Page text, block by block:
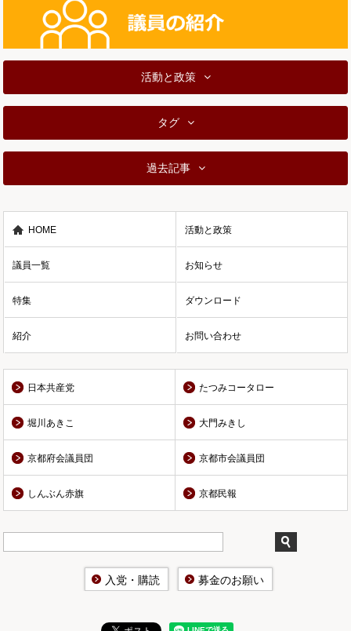
活動と政策
タグ
過去記事
HOME 活動と政策
議員一覧 お知らせ
特集 ダウンロード
紹介 お問い合わせ
日本共産党 たつみコータロー
堀川あきこ 大門みきし
京都府会議員団 京都市会議員団
しんぶん赤旗 京都民報
入党・購読 募金のお願い